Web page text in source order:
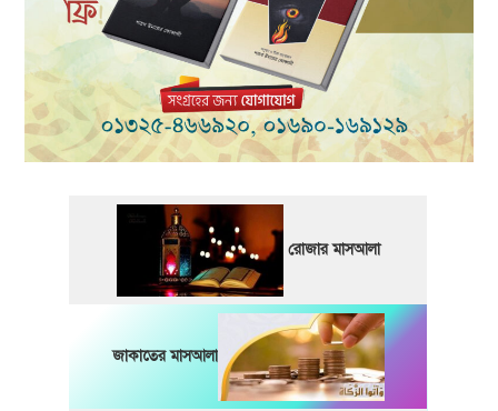
রোজার মাসআলা
জাকাতের মাসআলা